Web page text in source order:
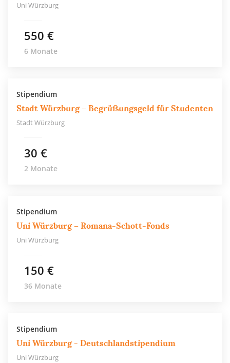
Uni Würzburg
550 €
6 Monate
Stipendium
Stadt Würzburg – Begrüßungsgeld für Studenten
Stadt Würzburg
30 €
2 Monate
Stipendium
Uni Würzburg – Romana-Schott-Fonds
Uni Würzburg
150 €
36 Monate
Stipendium
Uni Würzburg - Deutschlandstipendium
Uni Würzburg